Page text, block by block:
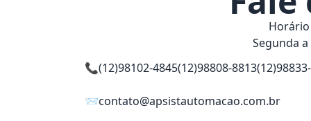
Segunda
📞(12)98102-4845(12)98808-8813
📨contato@apsistautomacao.com.br